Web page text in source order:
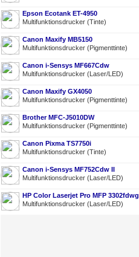
Epson Ecotank ET-4950
Multifunktionsdrucker (Tinte)
Canon Maxify MB5150
Multifunktionsdrucker (Pigmenttinte)
Canon i-Sensys MF667Cdw
Multifunktionsdrucker (Laser/LED)
Canon Maxify GX4050
Multifunktionsdrucker (Pigmenttinte)
Brother MFC-J5010DW
Multifunktionsdrucker (Pigmenttinte)
Canon Pixma TS7750i
Multifunktionsdrucker (Tinte)
Canon i-Sensys MF752Cdw II
Multifunktionsdrucker (Laser/LED)
HP Color Laserjet Pro MFP 3302fdwg
Multifunktionsdrucker (Laser/LED)